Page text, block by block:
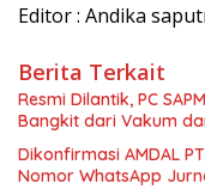
Editor : Andika
Berita Terkait
Resmi Dilantik, PC
Bangkit dari Vakum
Dikonfirmasi AMDAL
Nomor WhatsApp